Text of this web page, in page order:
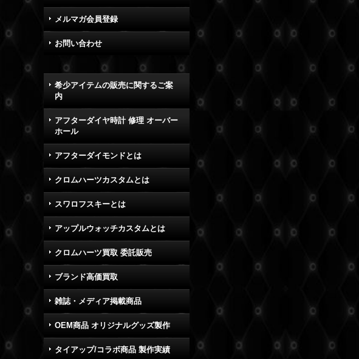
メルマガ会員登録
お問い合わせ
希少アイテムの販売に関するご案
内
アフターダイヤ時計 修理 オーバー
ホール
アフターダイモンドとは
クロムハーツカスタムとは
スワロフスキーとは
アップルウォッチカスタムとは
クロムハーツ買取 委託販売
ブランド高価買取
雑誌・メディア掲載商品
OEM商品 オリジナルグッズ製作
タイアップ/コラボ商品 製作実績